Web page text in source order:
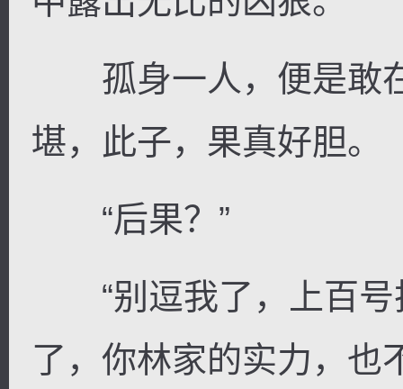
孤身一人，便是敢
堪，此子，果真好胆。
“后果？”
“别逗我了，上百号
了，你林家的实力，也